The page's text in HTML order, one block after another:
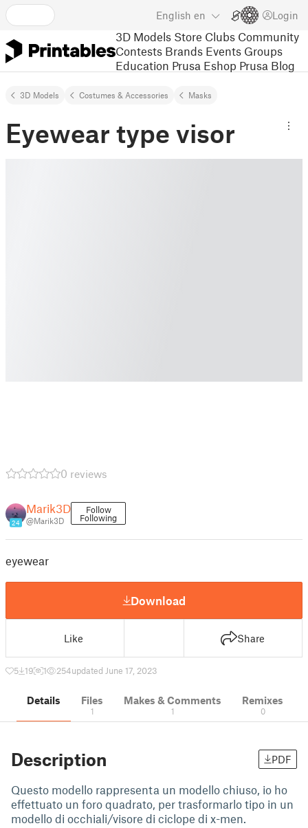
English en Login
3D Models Store Clubs Community
Contests Brands Events Groups
Education Prusa Eshop Prusa Blog
3D Models Costumes & Accessories Masks
Eyewear type visor
0 reviews
24
Marik3D
@Marik3D
Follow
Following
eyewear
Download
Like Share
5 19 1 254updated June 17, 2023
Details Files
1
Makes & Comments
1
Remixes
0
Description PDF
Questo modello rappresenta un modello chiuso, io ho
effettuato un foro quadrato, per trasformarlo tipo in un
modello di occhiali/visore di ciclope di x-men.